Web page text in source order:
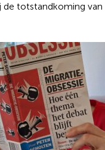
de totstandkoming van